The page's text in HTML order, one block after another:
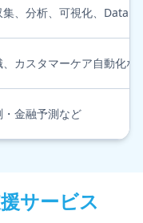
集、分析、可視化、
カスタマーケア自動化な
・金融予測など
サービス